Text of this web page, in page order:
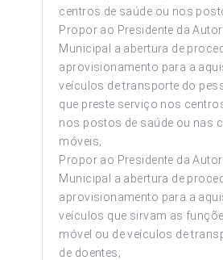
centros de saúde ou nos
Propor ao Presidente da
Municipal a abertura de
aprovisionamento para a
veículos de transporte do
que preste serviço nos
nos postos de saúde ou nas
móveis;
Propor ao Presidente da
Municipal a abertura de
aprovisionamento para a
veículos que sirvam as
móvel ou de veículos de
de doentes;